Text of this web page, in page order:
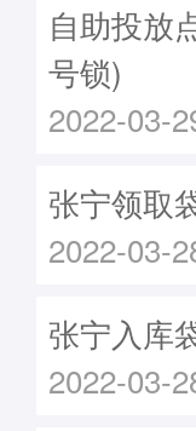
自助投放
号锁)
2022-03-
张宁领取
2022-03-
张宁入库
2022-03-